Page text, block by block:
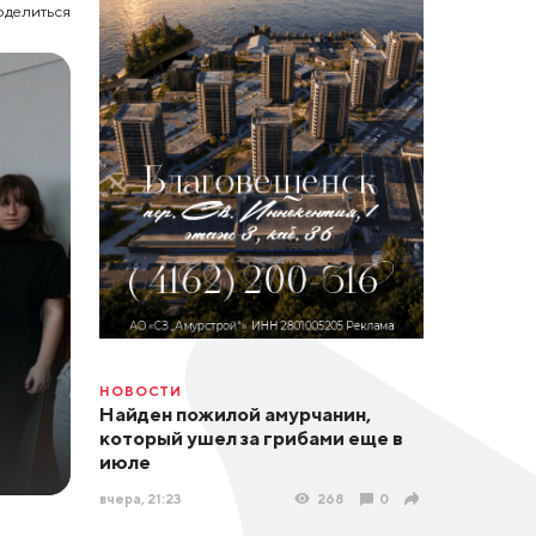
НОВОСТИ
Найден пожилой амурчанин,
который ушел за грибами еще в
июле
вчера, 21:23 268 0